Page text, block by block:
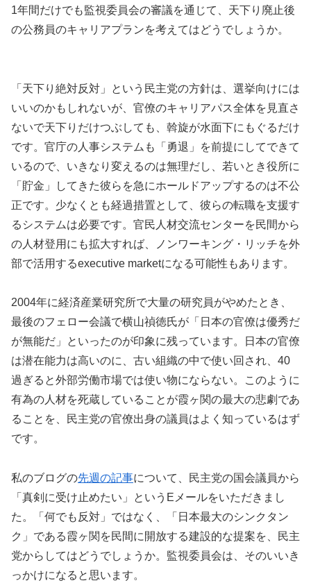
1年間だけでも監視委員会の審議を通じて、天下り廃止後
の公務員のキャリアプランを考えてはどうでしょうか。
「天下り絶対反対」という民主党の方針は、選挙向けには
いいのかもしれないが、官僚のキャリアパス全体を見直さ
ないで天下りだけつぶしても、斡旋が水面下にもぐるだけ
です。官庁の人事システムも「勇退」を前提にしてできて
いるので、いきなり変えるのは無理だし、若いとき役所に
「貯金」してきた彼らを急にホールドアップするのは不公
正です。少なくとも経過措置として、彼らの転職を支援す
るシステムは必要です。官民人材交流センターを民間から
の人材登用にも拡大すれば、ノンワーキング・リッチを外
部で活用するexecutive marketになる可能性もあります。
2004年に経済産業研究所で大量の研究員がやめたとき、
最後のフェロー会議で横山禎徳氏が「日本の官僚は優秀だ
が無能だ」といったのが印象に残っています。日本の官僚
は潜在能力は高いのに、古い組織の中で使い回され、40
過ぎると外部労働市場では使い物にならない。このように
有為の人材を死蔵していることが霞ヶ関の最大の悲劇であ
ることを、民主党の官僚出身の議員はよく知っているはず
です。
私のブログの先週の記事について、民主党の国会議員から
「真剣に受け止めたい」というEメールをいただきまし
た。「何でも反対」ではなく、「日本最大のシンクタン
ク」である霞ヶ関を民間に開放する建設的な提案を、民主
党からしてはどうでしょうか。監視委員会は、そのいいき
っかけになると思います。